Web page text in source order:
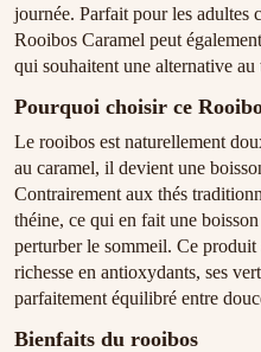
journée. Parfait pour les adultes
Rooibos Caramel peut
qui souhaitent une alternative au
Pourquoi choisir ce
Le rooibos est naturellement
au caramel, il devient une
Contrairement aux thés
théine, ce qui en fait une
perturber le sommeil. Ce produit
richesse en antioxydants, ses
parfaitement équilibré entre
Bienfaits du rooibos